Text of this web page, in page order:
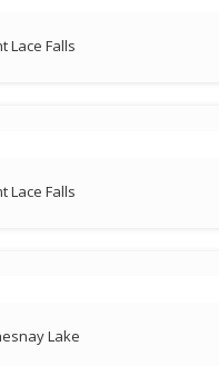
Lace Falls
Lace Falls
Lake